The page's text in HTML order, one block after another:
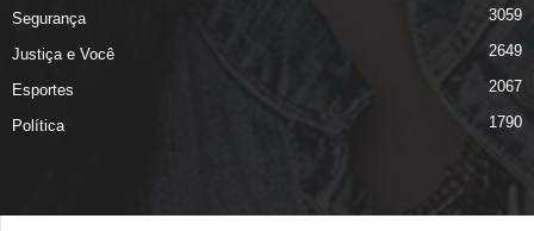
Segurança 3059
Justiça e Você 2649
Esportes 2067
Política 1790